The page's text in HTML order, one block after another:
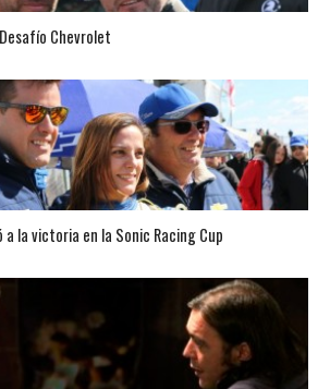
Chevrolet
a la victoria en la Sonic Racing Cup